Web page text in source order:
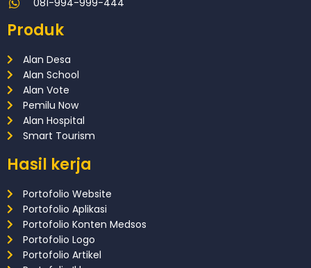
081-994-999-444
Produk
Alan Desa
Alan School
Alan Vote
Pemilu Now
Alan Hospital
Smart Tourism
Hasil kerja
Portofolio Website
Portofolio Aplikasi
Portofolio Konten Medsos
Portofolio Logo
Portofolio Artikel